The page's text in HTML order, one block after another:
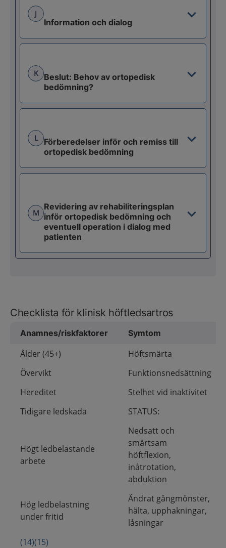
J
Information och dialog
K
Beslut: Behov av ortopedisk
bedömning?
L
Förberedelser inför och remiss till
ortopedisk bedömning
M
Revidering av rehabiliteringsplan
inför ortopedisk bedömning och
eventuell operation i dialog med
patienten
Checklista för klinisk höftledsartros
Anamnes/riskfaktorer Symtom
Ålder (45+)
Höftsmärta
Övervikt
Funktionsnedsättning
Hereditet
Stelhet vid inaktivitet
Tidigare ledskada
STATUS:
Högt ledbelastande
arbete
Nedsatt och
smärtsam
höftflexion,
inåtrotation,
abduktion
Hög ledbelastning
under fritid
Ändrat gångmönster,
hälta, upphakningar,
låsningar
(14)(15)